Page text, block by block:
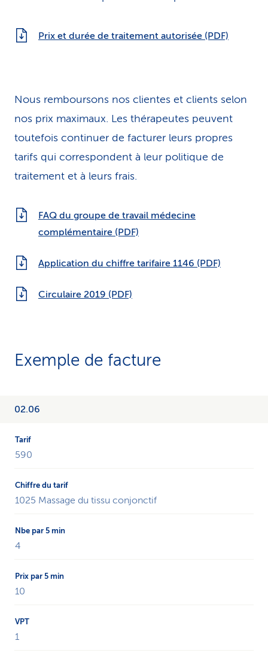
Prix et durée de traitement autorisée (PDF)
Nous remboursons nos clientes et clients selon
nos prix maximaux. Les thérapeutes peuvent
toutefois continuer de facturer leurs propres
tarifs qui correspondent à leur politique de
traitement et à leurs frais.
FAQ du groupe de travail médecine
complémentaire (PDF)
Application du chiffre tarifaire 1146 (PDF)
Circulaire 2019 (PDF)
Exemple de facture
exemple
facturation
d’une
complémentaire
02.06
590
1025 Massage du tissu conjonctif
4
10
1